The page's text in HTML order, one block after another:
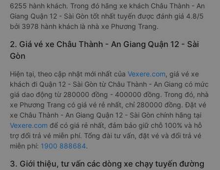
6255 hành khách. Trong đó hãng xe khách Châu Thành - An
Giang Quận 12 - Sài Gòn tốt nhất tuyến được đánh giá 4.8/5
bởi 3978 hành khách là nhà xe Phương Trang.
2. Giá vé xe Châu Thành - An Giang Quận 12 - Sài
Gòn
Hiện tại, theo cập nhật mới nhất của Vexere.com, giá vé xe
khách đi Quận 12 - Sài Gòn từ Châu Thành - An Giang có mức
giá dao động từ 280000 đồng - 400000 đồng. Trong đó, nhà
xe Phương Trang có giá vé rẻ nhất, chỉ 280000 đồng. Đặt vé
xe Châu Thành - An Giang Quận 12 - Sài Gòn chính hãng tại
Vexere.com để có giá rẻ nhất, đảm bảo giữ chỗ 100% và hỗ
trợ đổi trả vé miễn phí. Tổng đài tư vấn, đặt vé và đổi trả vé
miễn phí: 1900 888684.
3. Giới thiệu, tư vấn các dòng xe chạy tuyến đường